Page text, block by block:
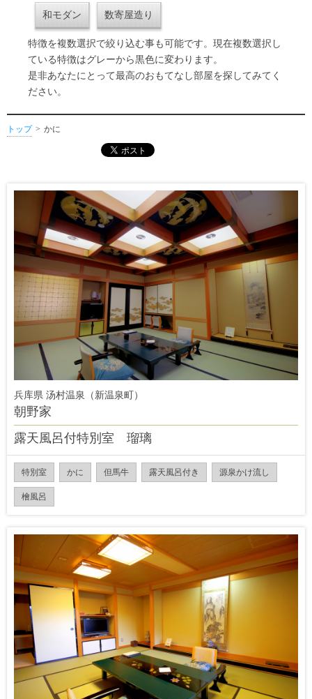
和モダン 数寄屋造り
特徴を複数選択で絞り込む事も可能です。現在複数選択し
ている特徴はグレーから黒色に変わります。
是非あなたにとって最高のおもてなし部屋を探してみてく
ださい。
トップ かに
兵库県 汤村温泉（新温泉町）
朝野家
露天風呂付特別室 瑠璃
特別室 かに 但馬牛 露天風呂付き 源泉かけ流し
檜風呂